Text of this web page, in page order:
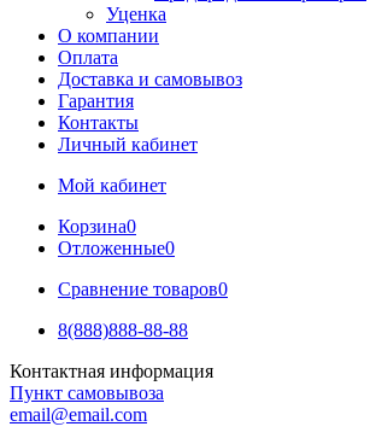
Уценка
О компании
Оплата
Доставка и самовывоз
Гарантия
Контакты
Личный кабинет
Мой кабинет
Корзина0
Отложенные0
Сравнение товаров0
8(888)888-88-88
Контактная информация
Пункт самовывоза
email@email.com